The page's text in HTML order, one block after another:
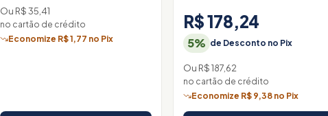
Ou R$ 35,41
no cartão de crédito
Economize R$ 1,77 no Pix
R$ 178,24
5% de Desconto no Pix
Ou R$ 187,62
no cartão de crédito
Economize R$ 9,38 no Pix